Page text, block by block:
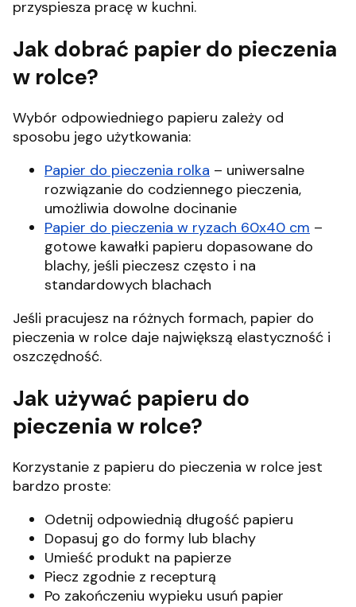
przyspiesza pracę w kuchni.
Jak dobrać papier do pieczenia
w rolce?
Wybór odpowiedniego papieru zależy od
sposobu jego użytkowania:
Papier do pieczenia rolka – uniwersalne
rozwiązanie do codziennego pieczenia,
umożliwia dowolne docinanie
Papier do pieczenia w ryzach 60x40 cm –
gotowe kawałki papieru dopasowane do
blachy, jeśli pieczesz często i na
standardowych blachach
Jeśli pracujesz na różnych formach, papier do
pieczenia w rolce daje największą elastyczność i
oszczędność.
Jak używać papieru do
pieczenia w rolce?
Korzystanie z papieru do pieczenia w rolce jest
bardzo proste:
Odetnij odpowiednią długość papieru
Dopasuj go do formy lub blachy
Umieść produkt na papierze
Piecz zgodnie z recepturą
Po zakończeniu wypieku usuń papier